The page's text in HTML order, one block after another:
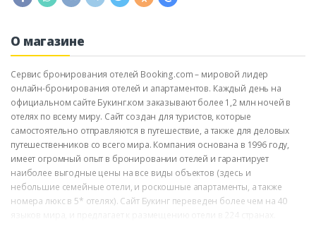
О магазине
Сервис бронирования отелей Booking.com – мировой лидер
онлайн-бронирования отелей и апартаментов. Каждый день на
официальном сайте Букинг.ком заказывают более 1,2 млн ночей в
отелях по всему миру. Сайт создан для туристов, которые
самостоятельно отправляются в путешествие, а также для деловых
путешественников со всего мира. Компания основана в 1996 году,
имеет огромный опыт в бронировании отелей и гарантирует
наиболее выгодные цены на все виды объектов (здесь и
небольшие семейные отели, и роскошные апартаменты, а также
номера люкс в 5* отелях). Сайт Букинг переведен более чем на 40